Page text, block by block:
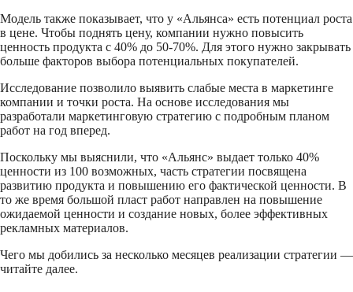
Модель также показывает, что у «Альянса» есть потенциал роста
в цене. Чтобы поднять цену, компании нужно повысить
ценность продукта с 40% до 50-70%. Для этого нужно закрывать
больше факторов выбора потенциальных покупателей.
Исследование позволило выявить слабые места в маркетинге
компании и точки роста. На основе исследования мы
разработали маркетинговую стратегию с подробным планом
работ на год вперед.
Поскольку мы выяснили, что «Альянс» выдает только 40%
ценности из 100 возможных, часть стратегии посвящена
развитию продукта и повышению его фактической ценности. В
то же время большой пласт работ направлен на повышение
ожидаемой ценности и создание новых, более эффективных
рекламных материалов.
Чего мы добились за несколько месяцев реализации стратегии —
читайте далее.